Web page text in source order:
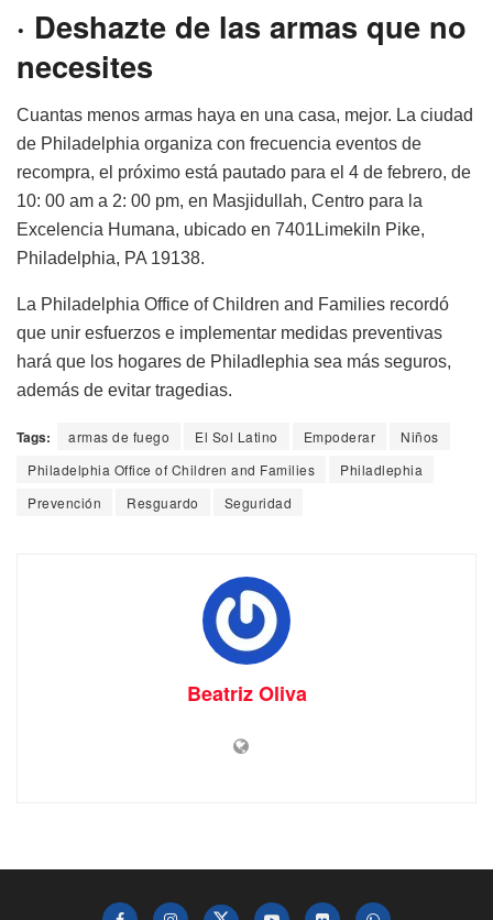
· Deshazte de las armas que no
necesites
Cuantas menos armas haya en una casa, mejor. La ciudad
de Philadelphia organiza con frecuencia eventos de
recompra, el próximo está pautado para el 4 de febrero, de
10: 00 am a 2: 00 pm, en Masjidullah, Centro para la
Excelencia Humana, ubicado en 7401Limekiln Pike,
Philadelphia, PA 19138.
La Philadelphia Office of Children and Families recordó
que unir esfuerzos e implementar medidas preventivas
hará que los hogares de Philadlephia sea más seguros,
además de evitar tragedias.
Tags: armas de fuego El Sol Latino Empoderar
Niños
Philadelphia Office of Children and Families
Philadlephia
Prevención
Resguardo Seguridad
Beatriz Oliva